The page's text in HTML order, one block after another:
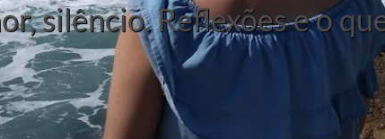
silêncio. Reflexões e o